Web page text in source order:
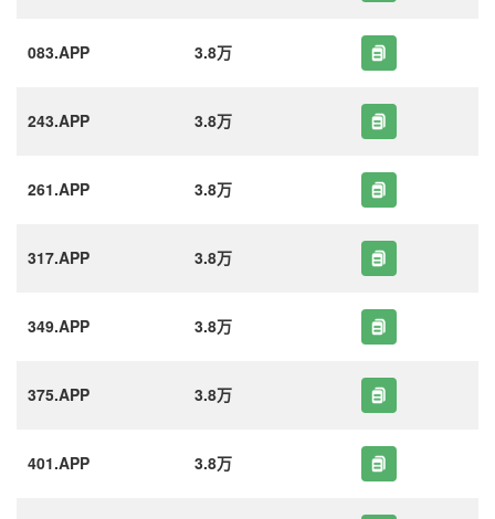
083.APP 3.8万
243.APP 3.8万
261.APP 3.8万
317.APP 3.8万
349.APP 3.8万
375.APP 3.8万
401.APP 3.8万